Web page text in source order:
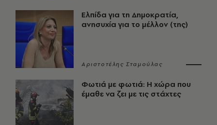
Ελπίδα για τη Δημοκρατία,
ανησυχία για το μέλλον (της)
Αριστοτέλης Σταμούλας
Φωτιά με φωτιά: Η χώρα που
έμαθε να ζει με τις στάχτες